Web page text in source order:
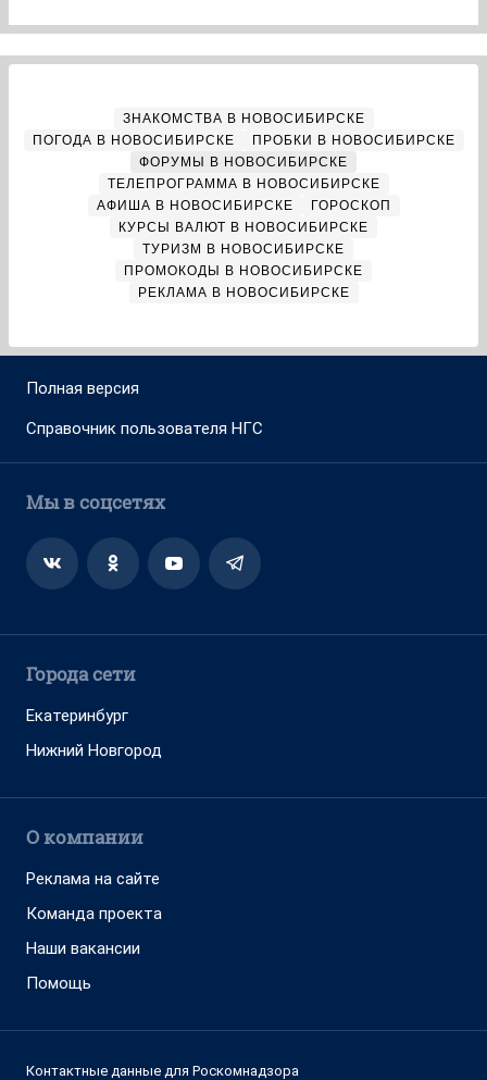
ЗНАКОМСТВА В НОВОСИБИРСКЕ
ПОГОДА В НОВОСИБИРСКЕ
ПРОБКИ В НОВОСИБИРСКЕ
ФОРУМЫ В НОВОСИБИРСКЕ
ТЕЛЕПРОГРАММА В НОВОСИБИРСКЕ
АФИША В НОВОСИБИРСКЕ
ГОРОСКОП
КУРСЫ ВАЛЮТ В НОВОСИБИРСКЕ
ТУРИЗМ В НОВОСИБИРСКЕ
ПРОМОКОДЫ В НОВОСИБИРСКЕ
РЕКЛАМА В НОВОСИБИРСКЕ
Полная версия
Справочник пользователя НГС
Мы в соцсетях
Города сети
Екатеринбург
Нижний Новгород
О компании
Реклама на сайте
Команда проекта
Наши вакансии
Помощь
Контактные данные для Роскомнадзора